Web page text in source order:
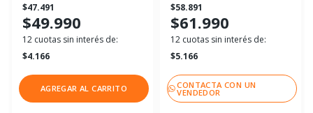
$47.491
$49.990
12 cuotas sin interés de:
$4.166
AGREGAR AL CARRITO
$58.891
$61.990
12 cuotas sin interés de:
$5.166
CONTACTA CON UN
VENDEDOR